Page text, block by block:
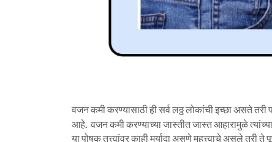
वजन कमी करण्यासाठी ही सर्व लठ्ठ लोकांची इच्छा असते
आहे. वजन कमी करण्याच्या जास्तीत जास्त आहारामुळे
या पोषक तत्त्वांवर काही मर्यादा असणे महत्त्वाचे असले तरी